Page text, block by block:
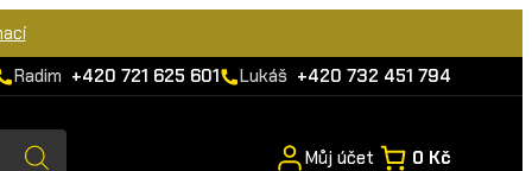
Radim +420 721 625 601 Lukáš +420 732 451 794
Můj účet 0 Kč